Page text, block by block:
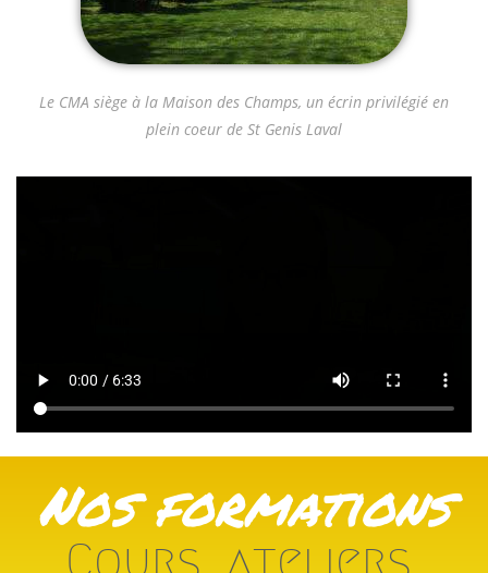
Le CMA siège à la Maison des Champs, un écrin privilégié en
plein coeur de St Genis Laval
Nos formations
Cours, ateliers,